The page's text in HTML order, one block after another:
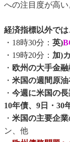
への注目度が高い
経済指標以外では
・18時30分： 英)
・19時20分： 加)
・ 欧州の大手金
・ 米国の週間原
・ 今週に米国の
10年債、9日・30
・ 米国の主要企
ン、他